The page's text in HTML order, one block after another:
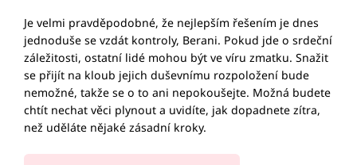
Je velmi pravděpodobné, že nejlepším řešením je dnes
jednoduše se vzdát kontroly, Berani. Pokud jde o srdeční
záležitosti, ostatní lidé mohou být ve víru zmatku. Snažit
se přijít na kloub jejich duševnímu rozpoložení bude
nemožné, takže se o to ani nepokoušejte. Možná budete
chtít nechat věci plynout a uvidíte, jak dopadnete zítra,
než uděláte nějaké zásadní kroky.